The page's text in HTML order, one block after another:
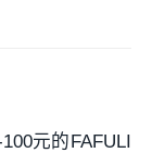
元的FAFULI